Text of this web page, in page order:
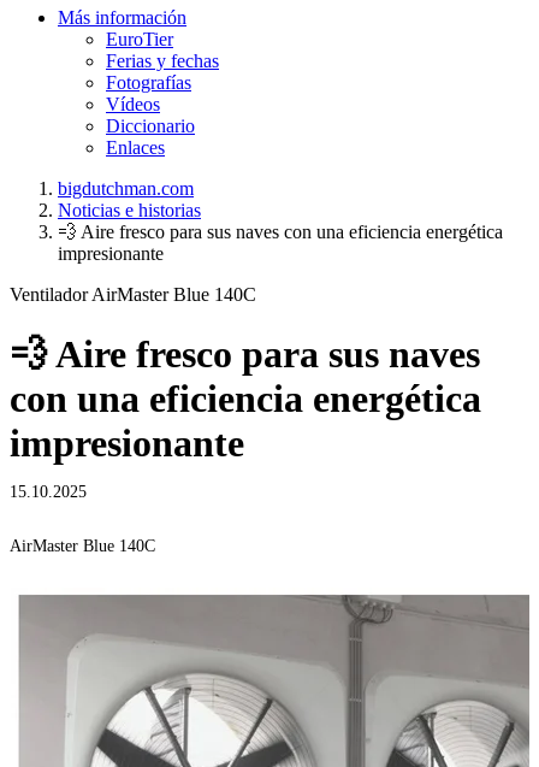
Más información
EuroTier
Ferias y fechas
Fotografías
Vídeos
Diccionario
Enlaces
bigdutchman.com
Noticias e historias
💨 Aire fresco para sus naves con una eficiencia energética
impresionante
Ventilador AirMaster Blue 140C
💨 Aire fresco para sus naves
con una eficiencia energética
impresionante
15.10.2025
AirMaster Blue 140C